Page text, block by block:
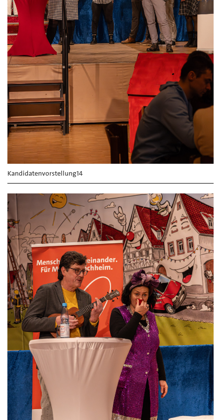
Kandidatenvorstellung14